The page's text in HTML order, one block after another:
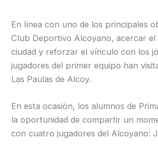
En línea con uno de los principales
Club Deportivo Alcoyano, acercar el
ciudad y reforzar el vínculo con los
jugadores del primer equipo han
Las Paulas de Alcoy.
En esta ocasión, los alumnos de
la oportunidad de compartir un
con cuatro jugadores del Alcoyano: